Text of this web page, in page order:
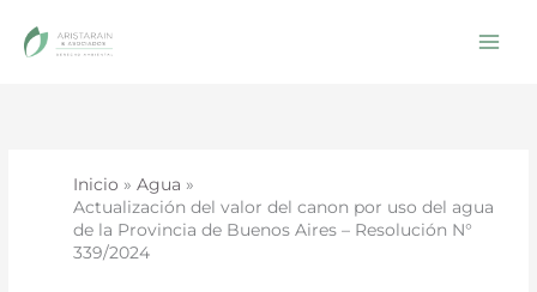
Inicio
Agua
Actualización del valor del canon por uso del agua
de la Provincia de Buenos Aires – Resolución N°
339/2024